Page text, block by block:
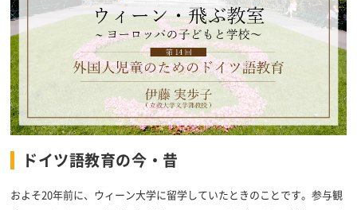
ドイツ語教育の今・昔
およそ20年前に、ウィーン大学に留学していたときのことです。参与観